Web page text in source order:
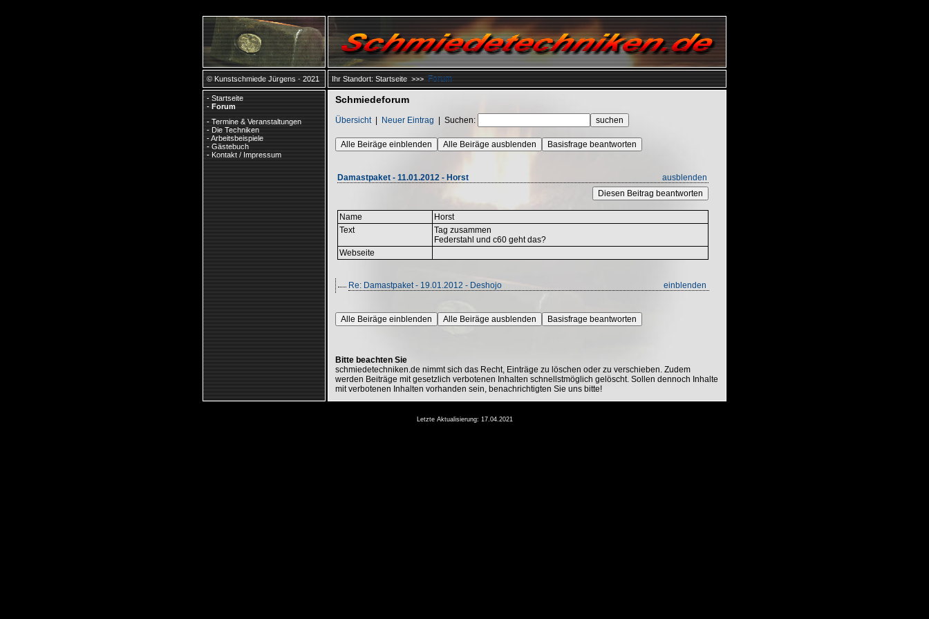
© Kunstschmiede Jürgens - 2021 Ihr Standort:Startseite>>>Forum
-Startseite
-Forum
-Termine & Veranstaltungen
-Die Techniken
-Arbeitsbeispiele
-Gästebuch
-Kontakt / Impressum
Schmiedeforum
Übersicht| Neuer Eintrag | Suchen:
Alle Beiräge einblenden Alle Beiräge ausblenden Basisfrage beantworten
Damastpaket - 11.01.2012 - Horst
ausblenden
Diesen Beitrag beantworten
Name
Horst
Text
Tag zusammen
Federstahl und c60 geht das?
Webseite
Re: Damastpaket - 19.01.2012 - Deshojo einblenden
Alle Beiräge einblenden Alle Beiräge ausblenden Basisfrage beantworten
Bitte beachten Sie
schmiedetechniken.de nimmt sich das Recht, Einträge zu löschen oder zu verschieben. Zudem
werden Beiträge mit gesetzlich verbotenen Inhalten schnellstmöglich gelöscht. Sollen dennoch Inhalte
mit verbotenen Inhalten vorhanden sein, benachrichtigten Sie uns bitte!
Letzte Aktualisierung: 17.04.2021